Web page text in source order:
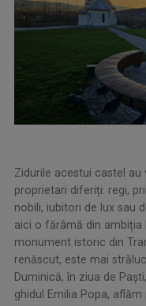
Zidurile acestui castel
proprietari diferiți: regi,
nobili, iubitori de lux sau
aici o fărâmă din
monument istoric din
renăscut, este mai
Duminică, în ziua de
ghidul Emilia Popa,